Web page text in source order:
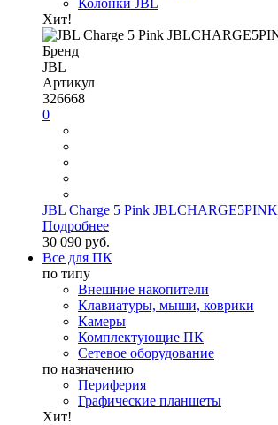
Колонки JBL
Хит!
Бренд
JBL
Артикул
326668
0
JBL Charge 5 Pink JBLCHARGE5PINK
Подробнее
30 090 руб.
Все для ПК
по типу
Внешние накопители
Клавиатуры, мыши, коврики
Камеры
Комплектующие ПК
Сетевое оборудование
по назначению
Периферия
Графические планшеты
Хит!